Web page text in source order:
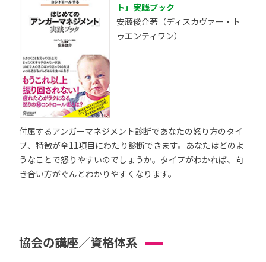
ト」実践ブック
安藤俊介著（ディスカヴァー・ト
ゥエンティワン）
付属するアンガーマネジメント診断であなたの怒り方のタイ
プ、特徴が全11項目にわたり診断できます。あなたはどのよ
うなことで怒りやすいのでしょうか。タイプがわかれば、向
き合い方がぐんとわかりやすくなります。
協会の講座／資格体系